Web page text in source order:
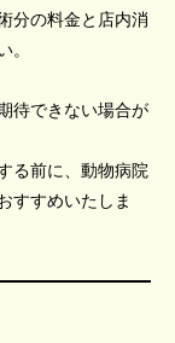
分の料金と店内消
。
待できない場合が
る前に、動物病院
すすめいたしま